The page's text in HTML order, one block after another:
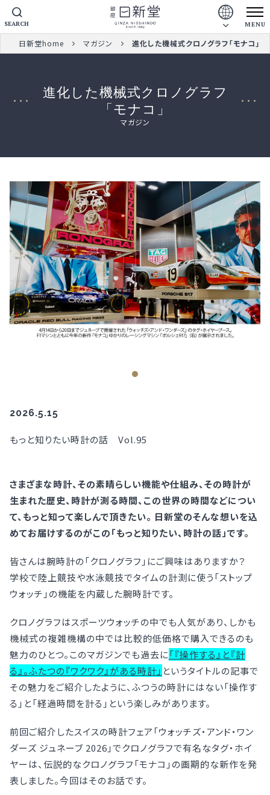
MENU
SEARCH
日新堂home マガジン 進化した機械式クロノグラフ「モナコ」
進化した機械式クロノグラフ
「モナコ」
マガジン
2026.5.15
もっと知りたい時計の話 Vol.95
さまざまな時計、その素晴らしい機能や仕組み、その時計が
生まれた歴史、時計が測る時間、この世界の時間などについ
て、もっと知って楽しんで頂きたい。 日新堂のそんな想いを込
めてお届けするのがこの「もっと知りたい、時計の話」です。
皆さんは腕時計の「クロノグラフ」にご興味はありますか？
学校で陸上競技や水泳競技でタイムの計測に使う「ストップ
ウォッチ」の機能を内蔵した腕時計です。
クロノグラフはスポーツウォッチの中でも人気があり、しかも
機械式の複雑機構の中では比較的低価格で購入できるのも
魅力のひとつ。このマガジンでも過去に「『操作する』と『計
る』。ふたつの『ワクワク』がある時計」 というタイトルの記事で
その魅力をご紹介したように、ふつうの時計にはない「操作す
る」と「経過時間を計る」という楽しみがあります。
前回ご紹介したスイスの時計フェア「ウォッチズ・アンド・ワン
ダーズ ジュネーブ 2026」でクロノグラフで有名なタグ・ホイ
ヤーは、伝説的なクロノグラフ「モナコ」の画期的な新作を発
表しました。今回はそのお話です。